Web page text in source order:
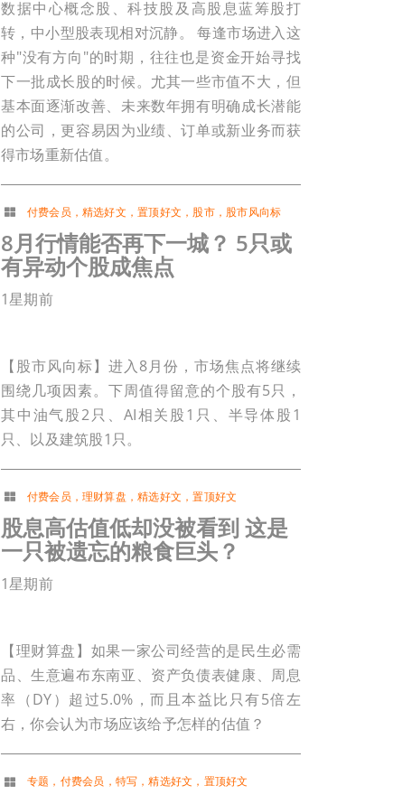
数据中心概念股、科技股及高股息蓝筹股打
转，中小型股表现相对沉静。 每逢市场进入这
种"没有方向"的时期，往往也是资金开始寻找
下一批成长股的时候。尤其一些市值不大，但
基本面逐渐改善、未来数年拥有明确成长潜能
的公司，更容易因为业绩、订单或新业务而获
得市场重新估值。
付费会员 ，精选好文 ，置顶好文 ， 股市， 股市风向标
8月行情能否再下一城？ 5只或
有异动个股成焦点
1星期前
【股市风向标】进入8月份，市场焦点将继续
围绕几项因素。下周值得留意的个股有5只，
其中油气股2只、AI相关股1只、半导体股1
只、以及建筑股1只。
付费会员 ，理财算盘 ，精选好文 ，置顶好文
股息高估值低却没被看到 这是
一只被遗忘的粮食巨头？
1星期前
【理财算盘】如果一家公司经营的是民生必需
品、生意遍布东南亚、资产负债表健康、周息
率（DY）超过5.0%，而且本益比只有5倍左
右，你会认为市场应该给予怎样的估值？
专题 ， 付费会员 ， 特写 ，精选好文 ， 置顶好文